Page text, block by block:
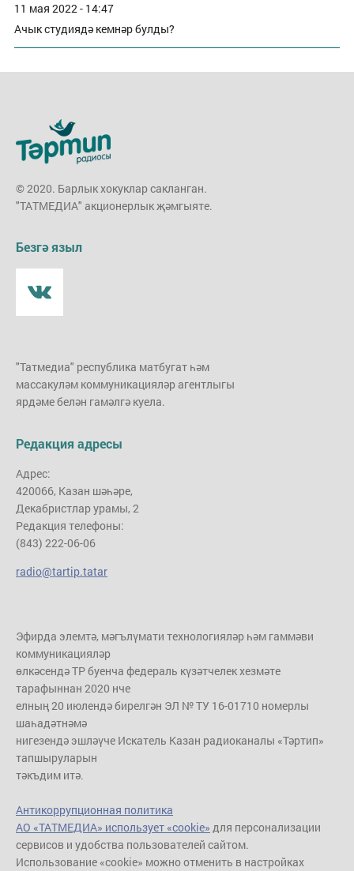
11 мая 2022 - 14:47
Ачык студиядә кемнәр булды?
© 2020. Барлык хокуклар сакланган.
"ТАТМЕДИА" акционерлык җәмгыяте.
"Татмедиа" республика матбугат һәм
массакуләм коммуникацияләр агентлыгы
ярдәме белән гамәлгә куела.
Редакция адресы
Адрес:
420066, Казан шәһәре,
Декабристлар урамы, 2
Редакция телефоны:
(843) 222-06-06
radio@tartip.tatar
Безгә языл
Эфирда элемтә, мәгълүмати технологияләр һәм гаммәви
коммуникацияләр
өлкәсендә ТР буенча федераль күзәтчелек хезмәте
тарафыннан 2020 нче
елның 20 июлендә бирелгән ЭЛ № ТУ 16-01710 номерлы
шаһадәтнәмә
нигезендә эшләүче Искатель Казан радиоканалы «Тәртип»
тапшыруларын
тәкъдим итә.
Антикоррупционная политика
АО «ТАТМЕДИА» использует «cookie» для персонализации
сервисов и удобства пользователей сайтом.
Использование «cookie» можно отменить в настройках